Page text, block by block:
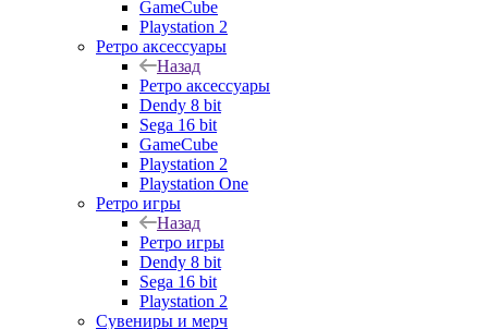
GameCube
Playstation 2
Ретро аксессуары
Назад
Ретро аксессуары
Dendy 8 bit
Sega 16 bit
GameCube
Playstation 2
Playstation One
Ретро игры
Назад
Ретро игры
Dendy 8 bit
Sega 16 bit
Playstation 2
Сувениры и мерч